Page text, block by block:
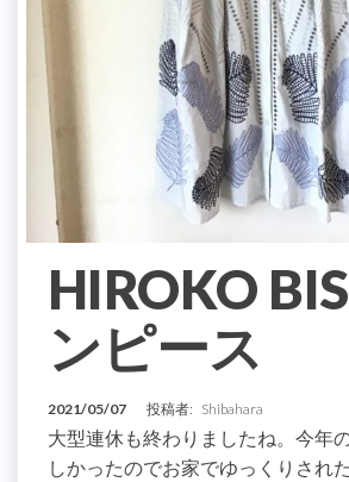
HIROKO
ンピース
2021/05/07 投稿者: Shibahara
大型連休も終わりましたね。今年
しかったのでお家でゆっくりされ